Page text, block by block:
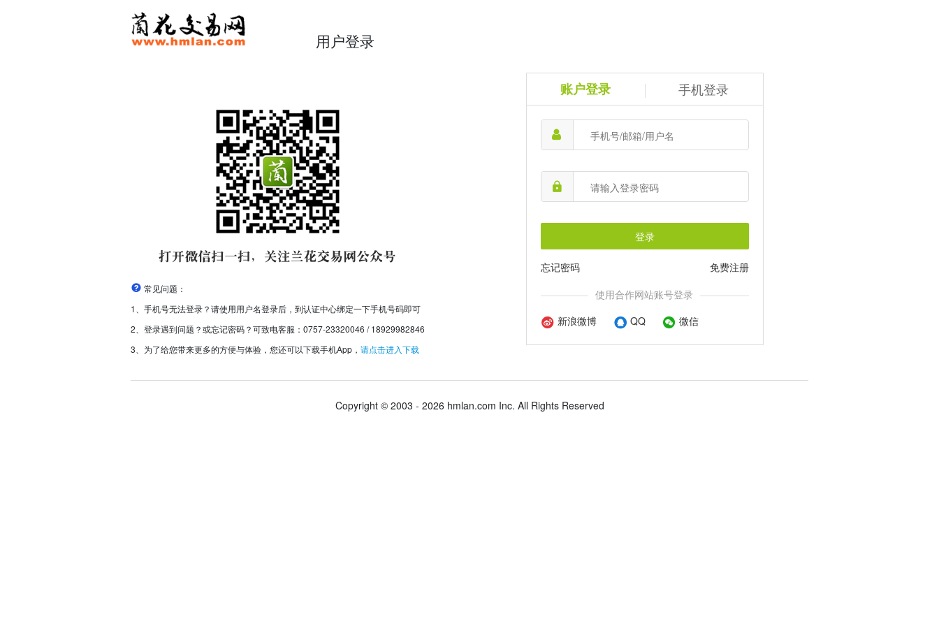
用户登录
常见问题：
1、手机号无法登录？请使用用户名登录后，到认证中心绑定一下手机号码即可
2、登录遇到问题？或忘记密码？可致电客服：0757-23320046 / 18929982846
3、为了给您带来更多的方便与体验，您还可以下载手机App， 请点击进入下载
账户登录 手机登录
登录
免费注册
忘记密码
使用合作网站账号登录
新浪微博
QQ 微信
Copyright © 2003 - 2026 hmlan.com Inc. All Rights Reserved